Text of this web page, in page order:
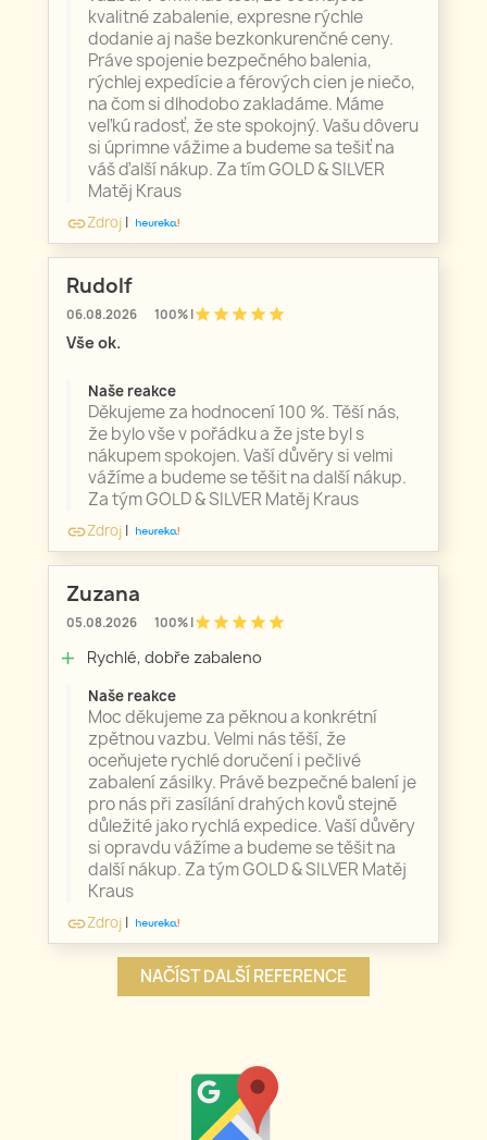
kvalitné zabalenie, expresne rýchle
dodanie aj naše bezkonkurenčné ceny.
Práve spojenie bezpečného balenia,
rýchlej expedície a férových cien je niečo,
na čom si dlhodobo zakladáme. Máme
veľkú radosť, že ste spokojný. Vašu dôveru
si úprimne vážime a budeme sa tešiť na
váš ďalší nákup. Za tím GOLD & SILVER
Matěj Kraus
linkZdroj |
Rudolf
06.08.2026 100% |starstarstarstarstar
Vše ok.
Naše reakce
Děkujeme za hodnocení 100 %. Těší nás,
že bylo vše v pořádku a že jste byl s
nákupem spokojen. Vaší důvěry si velmi
vážíme a budeme se těšit na další nákup.
Za tým GOLD & SILVER Matěj Kraus
linkZdroj |
Zuzana
05.08.2026 100% |starstarstarstarstar
add Rychlé, dobře zabaleno
Naše reakce
Moc děkujeme za pěknou a konkrétní
zpětnou vazbu. Velmi nás těší, že
oceňujete rychlé doručení i pečlivé
zabalení zásilky. Právě bezpečné balení je
pro nás při zasílání drahých kovů stejně
důležité jako rychlá expedice. Vaší důvěry
si opravdu vážíme a budeme se těšit na
další nákup. Za tým GOLD & SILVER Matěj
Kraus
linkZdroj |
NAČÍST DALŠÍ REFERENCE